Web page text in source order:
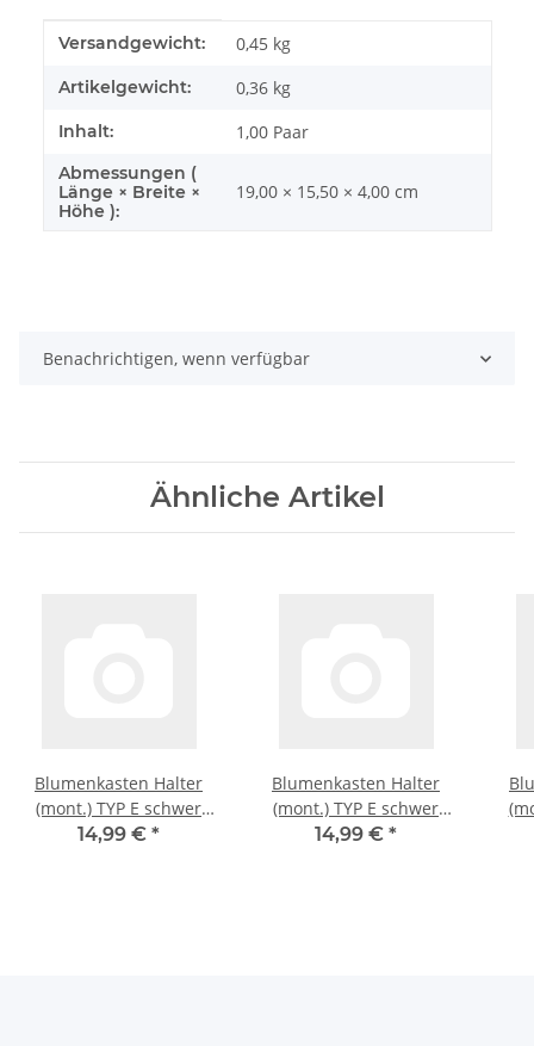
Produkteigenschaft
Wert
Versandgewicht: 0,45 kg
Artikelgewicht: 0,36 kg
Inhalt: 1,00 Paar
Abmessungen (
Länge × Breite ×
Höhe ):
19,00 × 15,50 × 4,00 cm
Benachrichtigen, wenn verfügbar
Ähnliche Artikel
Blumenkasten Halter
(mont.) TYP E schwer
anthrazit
14,99 € *
Blumenkasten Halter
(mont.) TYP E schwer
braun
14,99 € *